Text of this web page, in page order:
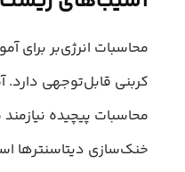
محاسبات انرژی‌بر برای
کربنی قابل‌توجهی
محاسبات پیچیده
خنک‌سازی دیتاسنترها